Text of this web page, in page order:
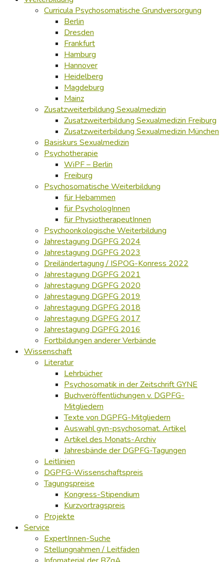
Curricula Psychosomatische Grundversorgung
Berlin
Dresden
Frankfurt
Hamburg
Hannover
Heidelberg
Magdeburg
Mainz
Zusatzweiterbildung Sexualmedizin
Zusatzweiterbildung Sexualmedizin Freiburg
Zusatzweiterbildung Sexualmedizin München
Basiskurs Sexualmedizin
Psychotherapie
WiPF – Berlin
Freiburg
Psychosomatische Weiterbildung
für Hebammen
für PsychologInnen
für PhysiotherapeutInnen
Psychoonkologische Weiterbildung
Jahrestagung DGPFG 2024
Jahrestagung DGPFG 2023
Dreiländertagung / ISPOG-Konress 2022
Jahrestagung DGPFG 2021
Jahrestagung DGPFG 2020
Jahrestagung DGPFG 2019
Jahrestagung DGPFG 2018
Jahrestagung DGPFG 2017
Jahrestagung DGPFG 2016
Fortbildungen anderer Verbände
Wissenschaft
Literatur
Lehrbücher
Psychosomatik in der Zeitschrift GYNE
Buchveröffentlichungen v. DGPFG-
Mitgliedern
Texte von DGPFG-Mitgliedern
Auswahl gyn-psychosomat. Artikel
Artikel des Monats-Archiv
Jahresbände der DGPFG-Tagungen
Leitlinien
DGPFG-Wissenschaftspreis
Tagungspreise
Kongress-Stipendium
Kurzvortragspreis
Projekte
Service
ExpertInnen-Suche
Stellungnahmen / Leitfäden